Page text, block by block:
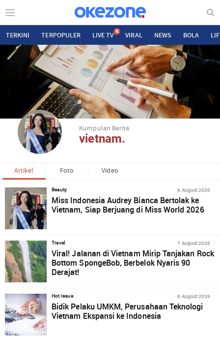
TERKINI TERPOPULER LIVE TV N VIRAL NEWS BOLA
Kumpulan Berita
vietnam.
Artikel Foto Video
Beauty 8 August 2026
Miss Indonesia Audrey Bianca Bertolak ke
Vietnam, Siap Berjuang di Miss World 2026
Travel 7 August 2026
Viral! Jalanan di Vietnam Mirip Tanjakan Rock
Bottom SpongeBob, Berbelok Nyaris 90
Derajat!
Hot Issue 6 August 2026
Bidik Pelaku UMKM, Perusahaan Teknologi
Vietnam Ekspansi ke Indonesia